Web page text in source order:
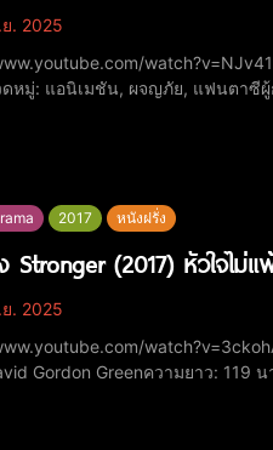
. 2025
watch?v=NJv411jxtPY ชื่อภาพยนตร์: Mary and The Witch's Flower แมรี่ผจ
ดหมู่: แอนิเมชัน, ผจญภัย, แฟนตาซี​
2017 หนังฝรั่ง
Stronger (2017) หัวใจไม่แ
. 2025
watch?v=3ckohAC_t6Q ชื่อภาพยนตร์: Stronger หัวใจไม่แพ้​ปีที่ฉาย: 2017​หมวดหมู่
Gordon Greenความยาว: 119